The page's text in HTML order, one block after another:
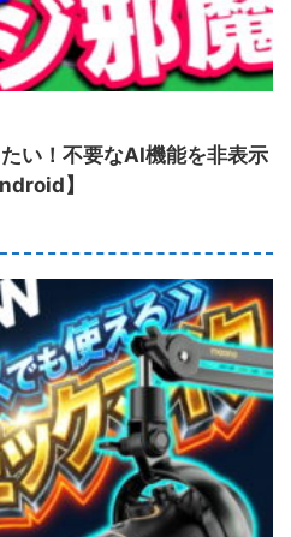
い！不要なAI機能を非表示
】